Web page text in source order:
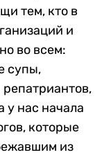
тем, кто в
и
во всем:
супы,
у нас начала
которые
из